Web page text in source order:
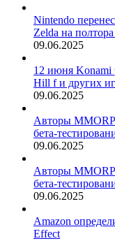
Nintendo
Zelda на
09.06.2025
12 июня Konami
Hill f и других
09.06.2025
Авторы
бета-
09.06.2025
Авторы
бета-
09.06.2025
Amazon
Effect